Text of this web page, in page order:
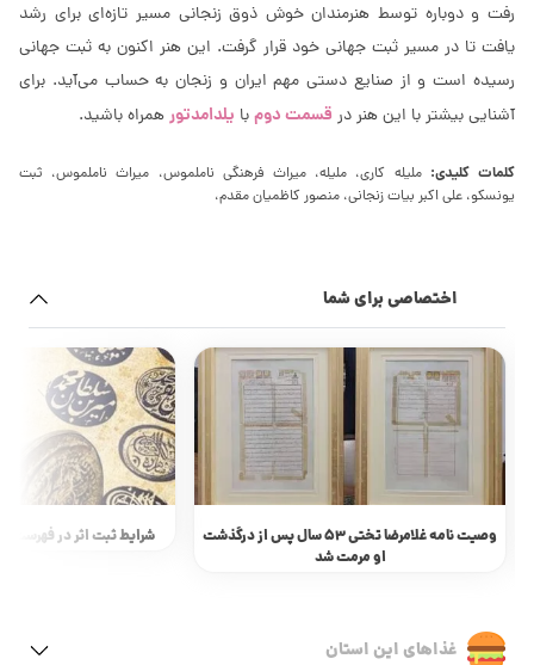
رفت و دوباره توسط هنرمندان خوش ذوق زنجانی مسیر تازه‌ای برای رشد
یافت تا در مسیر ثبت جهانی خود قرار گرفت. این هنر اکنون به ثبت جهانی
رسیده است و از صنایع دستی مهم ایران و زنجان به حساب می‌آید. برای
آشنایی بیشتر با این هنر در قسمت دومبا یلدامدتورهمراه باشید.
کلمات کلیدی:ملیله کاری، ملیله، میراث فرهنگی ناملموس، میراث ناملموس، ثبت
یونسکو، علی اکبر بیات زنجانی، منصور کاظمیان مقدم،
اختصاصی برای شما
وصیت نامه غلامرضا تختی 53 سال پس از درگذشت
او مرمت شد
شرایط ثبت اثر در فهرست
غذاهای این استان